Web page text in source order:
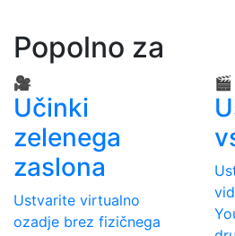
Popolno za
🎥
Učinki
zelenega
zaslona
Ustvarite virtualno
ozadje brez fizičnega
🎬